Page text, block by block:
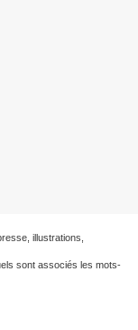
illustrations,
sont associés les mots-